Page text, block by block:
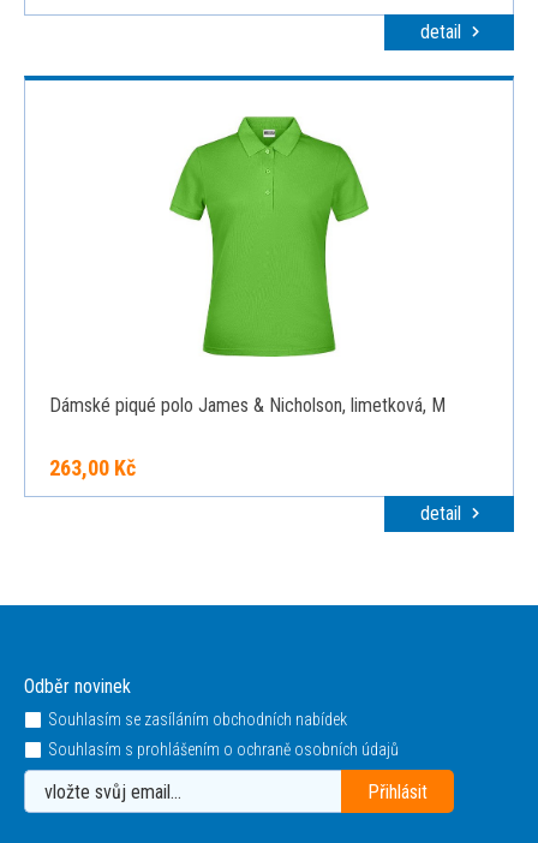
detail
Dámské piqué polo James & Nicholson, limetková, M
263,00 Kč
detail
Odběr novinek
Souhlasím se zasíláním obchodních nabídek
Souhlasím s prohlášením o ochraně osobních údajů